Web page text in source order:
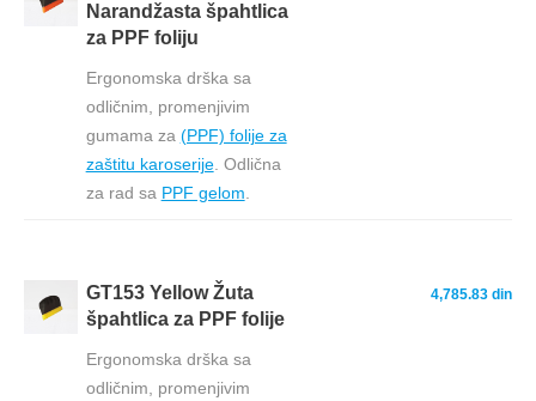
Narandžasta špahtlica
za PPF foliju
Ergonomska drška sa
odličnim, promenjivim
gumama za (PPF) folije za
zaštitu karoserije. Odlična
za rad sa PPF gelom
GT153 Yellow Žuta
špahtlica za PPF folije
Ergonomska drška sa
odličnim, promenjivim
4,785.83 din